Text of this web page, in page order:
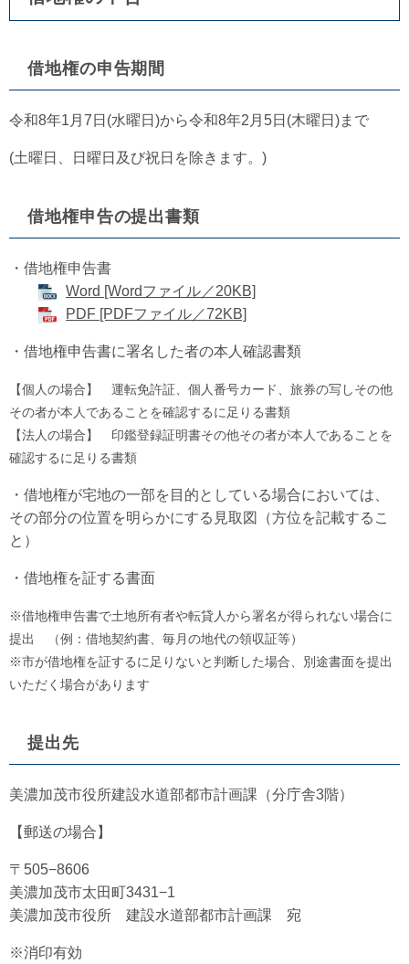
借地権の申告期間
令和8年1月7日(水曜日)から令和8年2月5日(木曜日)まで
(土曜日、日曜日及び祝日を除きます。)
借地権申告の提出書類
・借地権申告書
Word [Wordファイル／20KB]
PDF [PDFファイル／72KB]
・借地権申告書に署名した者の本人確認書類
【個人の場合】 運転免許証、個人番号カード、旅券の写しその他
その者が本人であることを確認するに足りる書類
【法人の場合】 印鑑登録証明書その他その者が本人であることを
確認するに足りる書類
・借地権が宅地の一部を目的としている場合においては、
その部分の位置を明らかにする見取図（方位を記載するこ
と）
・借地権を証する書面
※借地権申告書で土地所有者や転貸人から署名が得られない場合に
提出 （例：借地契約書、毎月の地代の領収証等）
※市が借地権を証するに足りないと判断した場合、別途書面を提出
いただく場合があります
提出先
美濃加茂市役所建設水道部都市計画課（分庁舎3階）
【郵送の場合】
〒505−8606
美濃加茂市太田町3431−1
美濃加茂市役所 建設水道部都市計画課 宛
※消印有効